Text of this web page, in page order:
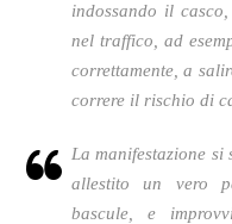
indossando il
nel traffico, ad
correttamente, a
correre il rischio di
La manifestazione
allestito un vero
bascule, e